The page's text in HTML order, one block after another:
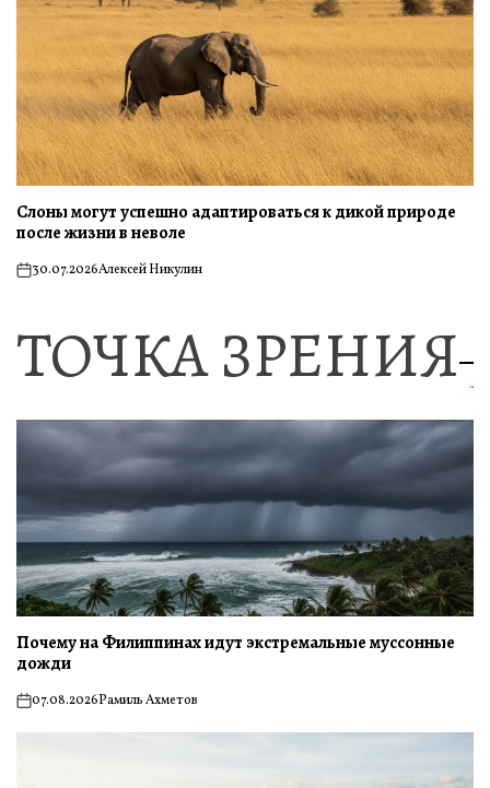
Слоны могут успешно адаптироваться к дикой природе
после жизни в неволе
on30.07.2026Алексей Никулин
ТОЧКА ЗРЕНИЯ
Почему на Филиппинах идут экстремальные муссонные
дожди
on07.08.2026Рамиль Ахметов